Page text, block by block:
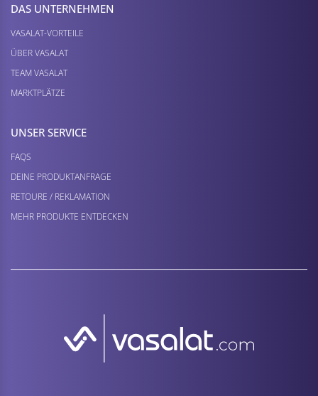
DAS UNTERNEHMEN
VASALAT-VORTEILE
ÜBER VASALAT
TEAM VASALAT
MARKTPLÄTZE
UNSER SERVICE
FAQS
DEINE PRODUKTANFRAGE
RETOURE / REKLAMATION
MEHR PRODUKTE ENTDECKEN